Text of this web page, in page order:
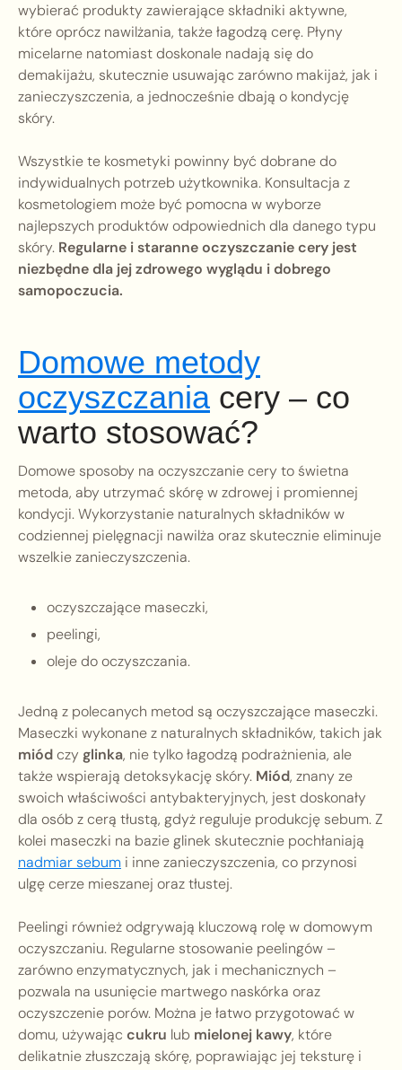
wybierać produkty zawierające składniki aktywne,
które oprócz nawilżania, także łagodzą cerę. Płyny
micelarne natomiast doskonale nadają się do
demakijażu, skutecznie usuwając zarówno makijaż, jak i
zanieczyszczenia, a jednocześnie dbają o kondycję
skóry.
Wszystkie te kosmetyki powinny być dobrane do
indywidualnych potrzeb użytkownika. Konsultacja z
kosmetologiem może być pomocna w wyborze
najlepszych produktów odpowiednich dla danego typu
skóry. Regularne i staranne oczyszczanie cery jest
niezbędne dla jej zdrowego wyglądu i dobrego
samopoczucia.
Domowe metody
oczyszczania cery – co
warto stosować?
Domowe sposoby na oczyszczanie cery to świetna
metoda, aby utrzymać skórę w zdrowej i promiennej
kondycji. Wykorzystanie naturalnych składników w
codziennej pielęgnacji nawilża oraz skutecznie eliminuje
wszelkie zanieczyszczenia.
oczyszczające maseczki,
peelingi,
oleje do oczyszczania.
Jedną z polecanych metod są oczyszczające maseczki.
Maseczki wykonane z naturalnych składników, takich jak
miódczy glinka, nie tylko łagodzą podrażnienia, ale
także wspierają detoksykację skóry. Miód, znany ze
swoich właściwości antybakteryjnych, jest doskonały
dla osób z cerą tłustą, gdyż reguluje produkcję sebum. Z
kolei maseczki na bazie glinek skutecznie pochłaniają
nadmiar sebum i inne zanieczyszczenia, co przynosi
ulgę cerze mieszanej oraz tłustej.
Peelingi również odgrywają kluczową rolę w domowym
oczyszczaniu. Regularne stosowanie peelingów –
zarówno enzymatycznych, jak i mechanicznych –
pozwala na usunięcie martwego naskórka oraz
oczyszczenie porów. Można je łatwo przygotować w
domu, używając cukru lub mielonej kawy, które
delikatnie złuszczają skórę, poprawiając jej teksturę i